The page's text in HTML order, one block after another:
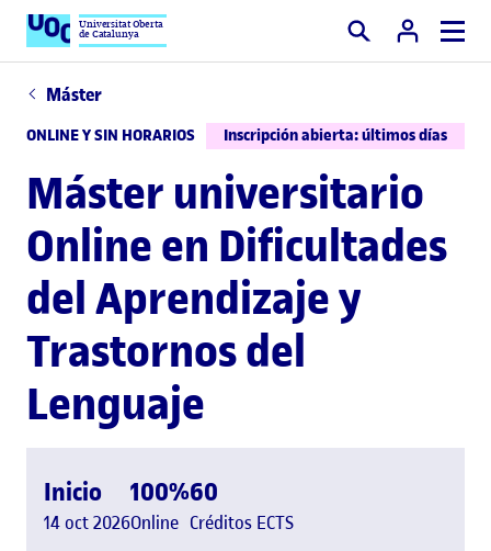
Universitat Oberta
de Catalunya Buscar
Máster
ONLINE Y SIN HORARIOS Inscripción abierta: últimos días
Máster universitario
Online en Dificultades
del Aprendizaje y
Trastornos del
Lenguaje
Inicio
14 oct 2026
100%
Online
60
Créditos ECTS